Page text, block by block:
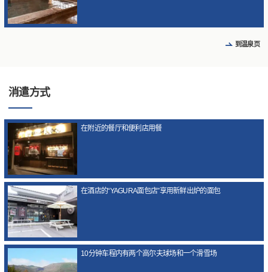
到温泉页
消遣方式
在附近的餐厅和便利店用餐
在酒店的“YAGURA面包店”享用新鲜出炉的面包
10分钟车程内有两个高尔夫球场和一个滑雪场